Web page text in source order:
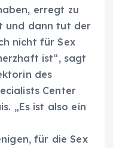
erregt zu
und dann tut der
nicht für Sex
ist“, sagt
des
Center
„Es ist also ein
für die Sex